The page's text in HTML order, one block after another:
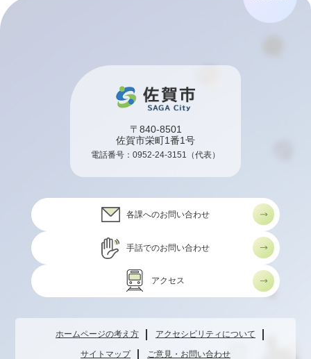
〒840-8501
佐賀市栄町1番1号
電話番号： 0952-24-3151 （代表）
各課へのお問い合わせ
手話でのお問い合わせ
アクセス
ホームページの考え方 アクセシビリティについて
サイトマップ ご意見・お問い合わせ